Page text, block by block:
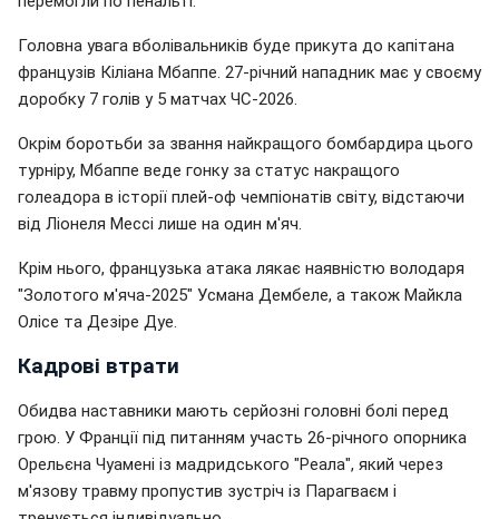
Головна увага вболівальників буде прикута до капітана
французів Кіліана Мбаппе. 27-річний нападник має у своєму
доробку 7 голів у 5 матчах ЧС-2026.
Окрім боротьби за звання найкращого бомбардира цього
турніру, Мбаппе веде гонку за статус накращого
голеадора в історії плей-оф чемпіонатів світу, відстаючи
від Ліонеля Мессі лише на один м'яч.
Крім нього, французька атака лякає наявністю володаря
"Золотого м'яча-2025" Усмана Дембеле, а також Майкла
Олісе та Дезіре Дуе.
Кадрові втрати
Обидва наставники мають серйозні головні болі перед
грою. У Франції під питанням участь 26-річного опорника
Орельєна Чуамені із мадридського "Реала", який через
м'язову травму пропустив зустріч із Парагваєм і